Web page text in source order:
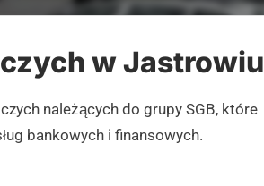
w Jastrowiu
należących do grupy SGB, które
bankowych i finansowych.